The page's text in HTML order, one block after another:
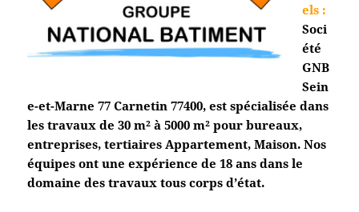
els :
Soci
été
GNB
Sein
e-et-Marne 77 Carnetin 77400, est spécialisée dans
les travaux de 30 m² à 5000 m² pour bureaux,
entreprises, tertiaires Appartement, Maison. Nos
équipes ont une expérience de 18 ans dans le
domaine des travaux tous corps d’état.